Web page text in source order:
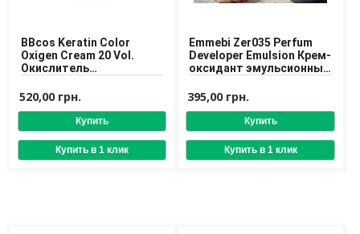
Доставка
Оплата
Возврат товара
BBcos Keratin Color
Oxigen Cream 20 Vol.
Окислитель
520,00 грн.
Emmebi Zer035 Perfum
Developer Emulsion Крем-
оксидант эмульсионный
395,00 грн.